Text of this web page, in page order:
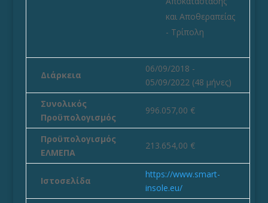
και Αποθεραπείας
- Τρίπολη
Διάρκεια
06/09/2018 -
05/09/2022 (48 μήνες)
Συνολικός
Προϋπολογισμός
996.057,00 €
Προϋπολογισμός
ΕΛΜΕΠΑ
213.654,00 €
Ιστοσελίδα
https://www.smart-
insole.eu/